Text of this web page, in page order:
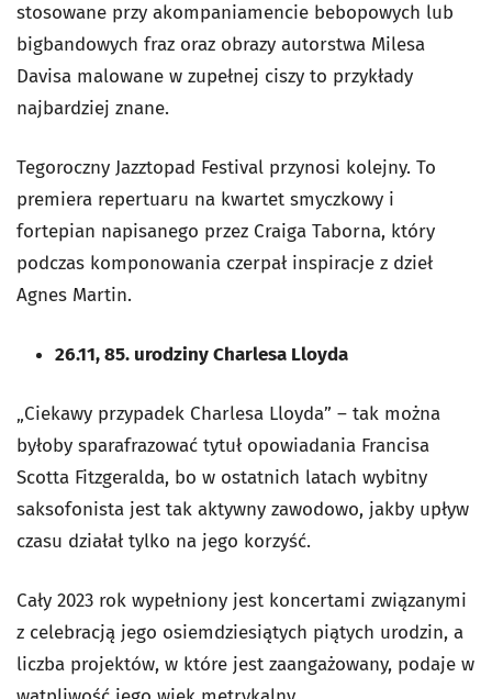
stosowane przy akompaniamencie bebopowych lub
bigbandowych fraz oraz obrazy autorstwa Milesa
Davisa malowane w zupełnej ciszy to przykłady
najbardziej znane.
Tegoroczny Jazztopad Festival przynosi kolejny. To
premiera repertuaru na kwartet smyczkowy i
fortepian napisanego przez Craiga Taborna, który
podczas komponowania czerpał inspiracje z dzieł
Agnes Martin.
26.11, 85. urodziny Charlesa Lloyda
„Ciekawy przypadek Charlesa Lloyda” – tak można
byłoby sparafrazować tytuł opowiadania Francisa
Scotta Fitzgeralda, bo w ostatnich latach wybitny
saksofonista jest tak aktywny zawodowo, jakby upływ
czasu działał tylko na jego korzyść.
Cały 2023 rok wypełniony jest koncertami związanymi
z celebracją jego osiemdziesiątych piątych urodzin, a
liczba projektów, w które jest zaangażowany, podaje w